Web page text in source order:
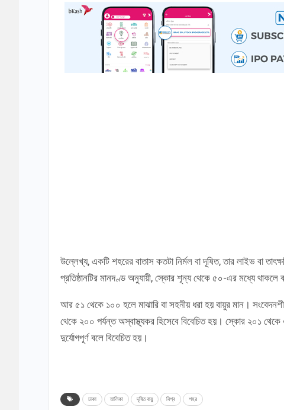
উল্লেখ্য, একটি শহরের বাতাস কতটা নির্মল বা দূষিত, তার লাইভ বা
প্রতিষ্ঠানটির মানদণ্ড অনুযায়ী, স্কোর শূন্য থেকে ৫০-এর মধ্যে থাকলে
আর ৫১ থেকে ১০০ হলে মাঝারি বা সহনীয় ধরা হয় বায়ুর মান।
থেকে ২০০ পর্যন্ত অস্বাস্থ্যকর হিসেবে বিবেচিত হয়। স্কোর ২০১
দুর্যোগপূর্ণ বলে বিবেচিত হয়।
ঢাকা তালিকা দূষিত বায়ু বিশ্ব শহর